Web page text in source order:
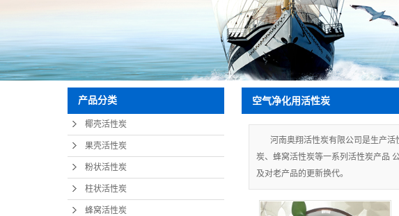
产品分类
椰壳活性炭
果壳活性炭
粉状活性炭
柱状活性炭
蜂窝活性炭
空气净化用活性炭
河南奥翔活性炭有限公司是生产
炭、蜂窝活性炭等一系列活性炭产品
及对老产品的更新换代。